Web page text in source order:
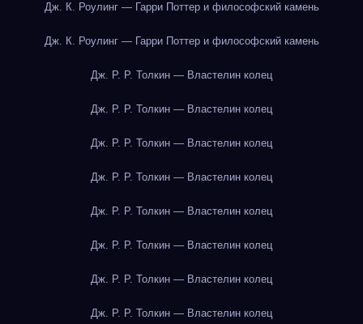
Дж. К. Роулинг — Гарри Поттер и философский камень
Дж. К. Роулинг — Гарри Поттер и философский камень
Дж. Р. Р. Толкин — Властелин колец
Дж. Р. Р. Толкин — Властелин колец
Дж. Р. Р. Толкин — Властелин колец
Дж. Р. Р. Толкин — Властелин колец
Дж. Р. Р. Толкин — Властелин колец
Дж. Р. Р. Толкин — Властелин колец
Дж. Р. Р. Толкин — Властелин колец
Дж. Р. Р. Толкин — Властелин колец